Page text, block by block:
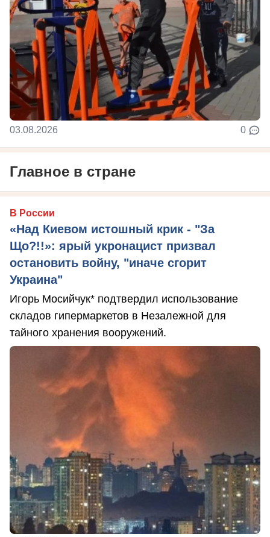
03.08.2026 0
Главное в стране
В России
«Над Киевом истошный крик - "За
Що?!!»: ярый укронацист призвал
остановить войну, "иначе сгорит
Украина"
Игорь Мосийчук* подтвердил использование
складов гипермаркетов в Незалежной для
тайного хранения вооружений.